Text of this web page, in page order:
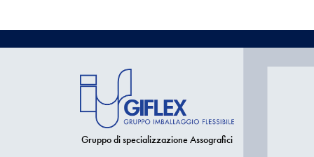
Gruppo di specializzazione Assografici